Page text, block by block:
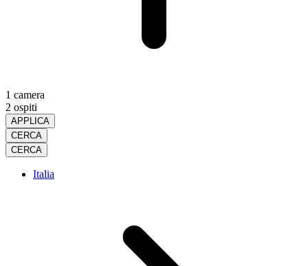
1 camera
2 ospiti
APPLICA
CERCA
CERCA
Italia